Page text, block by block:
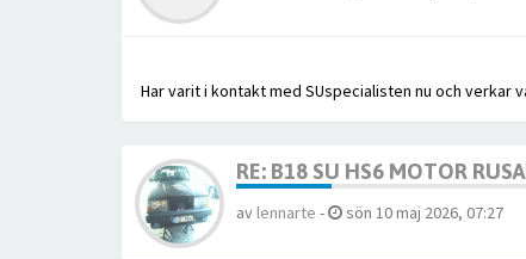
Har varit i kontakt med SUspecialisten nu och
RE: B18 SU HS6 MOTOR
av lennarte - sön 10 maj 2026, 07:27